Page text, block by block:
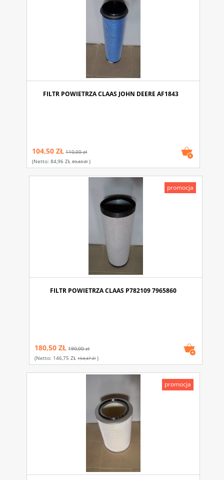
FILTR POWIETRZA CLAAS JOHN DEERE AF1843
104,50 ZŁ 110,00 zł
(netto:84,96 ZŁ 89,43 Zł)
FILTR POWIETRZA CLAAS P782109 7965860
180,50 ZŁ 190,00 zł
(netto: 146,75 ZŁ 154,47 Zł)
promocja
promocja